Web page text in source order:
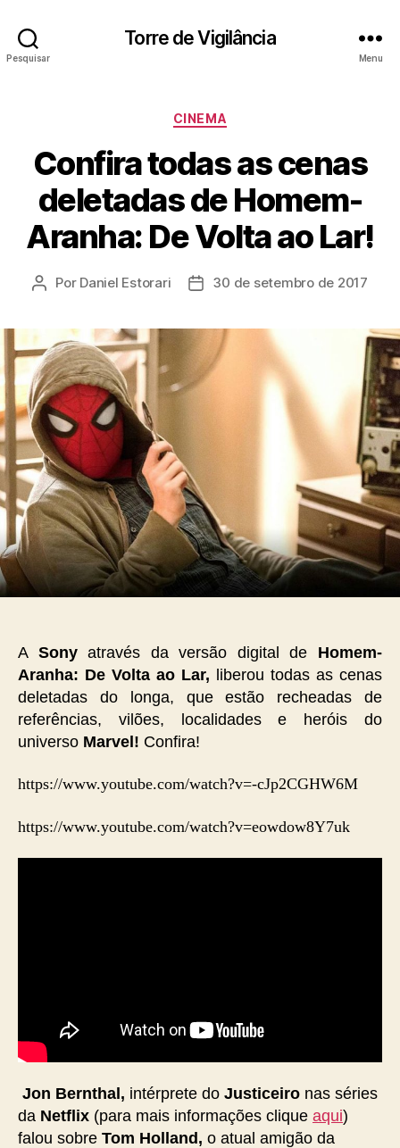
Pesquisar
Torre de Vigilância
Menu
Categorias
CINEMA
Confira todas as cenas
deletadas de Homem-
Aranha: De Volta ao Lar!
Autor
Por Daniel Estorari
Data30 de setembro de 2017
A Sonyatravés da versão digital de Homem-
Aranha: De Volta ao Lar, liberou todas as cenas
deletadas do longa, que estão recheadas de
referências, vilões, localidades e heróis do
universo Marvel! Confira!
https://www.youtube.com/watch?v=-cJp2CGHW6M
https://www.youtube.com/watch?v=eowdow8Y7uk
Jon Bernthal, intérprete do Justiceiro nas séries
da Netflix (para mais informações clique aqui)
falou sobre Tom Holland, o atual amigão da